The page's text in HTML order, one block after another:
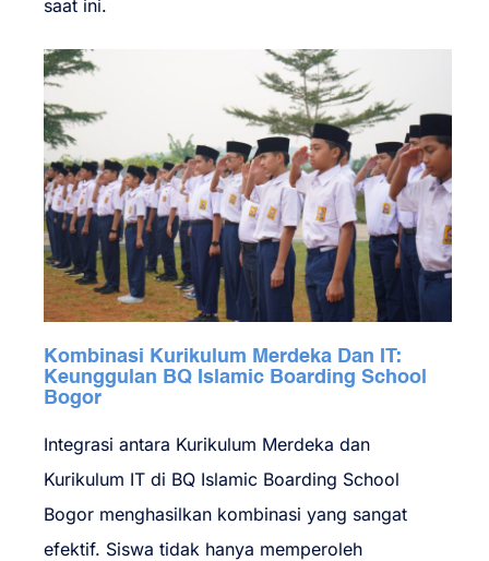
saat ini.
Kombinasi Kurikulum Merdeka Dan IT:
Keunggulan BQ Islamic Boarding School
Bogor
Integrasi antara Kurikulum Merdeka dan
Kurikulum IT di BQ Islamic Boarding School
Bogor menghasilkan kombinasi yang sangat
efektif. Siswa tidak hanya memperoleh